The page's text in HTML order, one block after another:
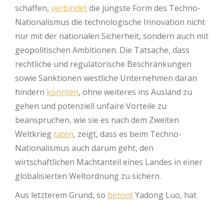
schaffen, verbindetdie jüngste Form des Techno-
Nationalismus die technologische Innovation nicht
nur mit der nationalen Sicherheit, sondern auch mit
geopolitischen Ambitionen. Die Tatsache, dass
rechtliche und regulatorische Beschränkungen
sowie Sanktionen westliche Unternehmen daran
hindern könnten, ohne weiteres ins Ausland zu
gehen und potenziell unfaire Vorteile zu
beanspruchen, wie sie es nach dem Zweiten
Weltkriegtaten, zeigt, dass es beim Techno-
Nationalismus auch darum geht, den
wirtschaftlichen Machtanteil eines Landes in einer
globalisierten Weltordnung zu sichern.
Aus letzterem Grund, so betontYadong Luo, hat